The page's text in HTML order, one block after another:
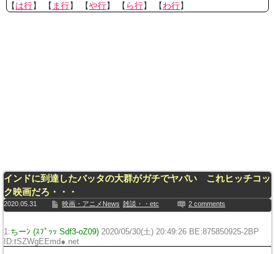
【は行】 【 ま行】 【や行】 【 ら行】 【わ行】
インドに到達したバッタの大群がガチでヤバい これヒッチコッ
ク映画だろ・・・
2020.05.31 映画・アニメNews 雑談・・etc 2 comments
1:ちーﾝ (ｽﾌﾟｯｯ Sdf3-oZ09) 2020/05/30(土) 20:49:26 BE:875850925-2BP
ID:tSZWgEEmd●.net